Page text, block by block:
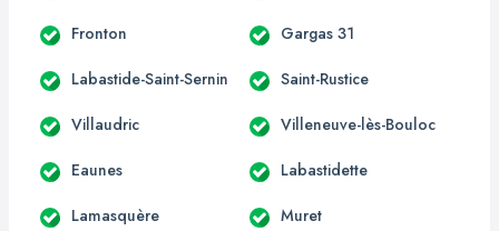
Fronton Gargas 31
Labastide-Saint-Sernin Saint-Rustice
Villaudric Villeneuve-lès-Bouloc
Eaunes Labastidette
Lamasquère Muret